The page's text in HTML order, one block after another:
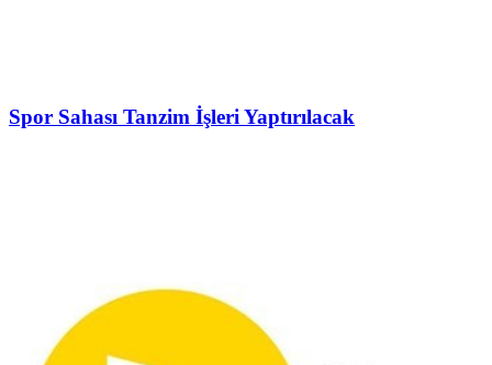
Spor Sahası Tanzim İşleri Yaptırılacak